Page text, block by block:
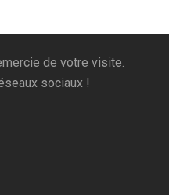
de votre visite.
sociaux !